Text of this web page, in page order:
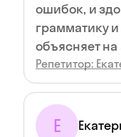
ошибок, и
грамматику
объясняет
Репетитор:
Е